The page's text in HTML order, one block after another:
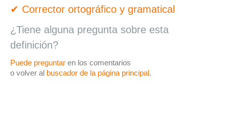
✔ Corrector ortográfico y gramatical
¿Tiene alguna pregunta sobre esta
definición?
Puede preguntar en los comentarios
o volver al buscador de la página principal.